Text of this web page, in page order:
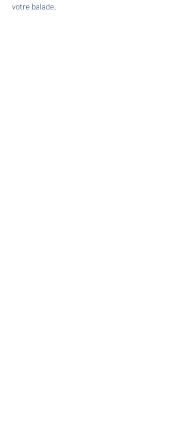
votre balade.